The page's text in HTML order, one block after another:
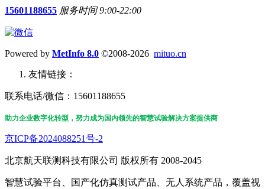
15601188655 服务时间 9:00-22:00
Powered by MetInfo 8.0 ©2008-2026 mituo.cn
友情链接：
联系电话/微信：15601188655
助力企业数字化转型，努力成为国内领先的智慧试验解决方案提供商
京ICP备2024088251号-2
北京航天联测科技有限公司 版权所有 2008-2045
智慧试验平台、国产化仿真测试产品、无人系统产品，覆盖视